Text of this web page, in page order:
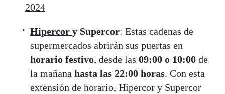
2024
Hipercor y Supercor: Estas cadenas de
supermercados abrirán sus puertas en
horario festivo, desde las 09:00 o 10:00 de
la mañana hasta las 22:00 horas. Con esta
extensión de horario, Hipercor y Supercor